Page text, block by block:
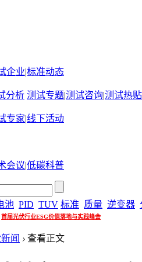
企业|标准动态
分析 测试专题|测试咨询|测试热贴
专家|线下活动
会议|低碳科普
池 PID TUV 标准 质量 逆变器
首届光伏行业ESG价值落地与实践峰会
闻 › 查看正文